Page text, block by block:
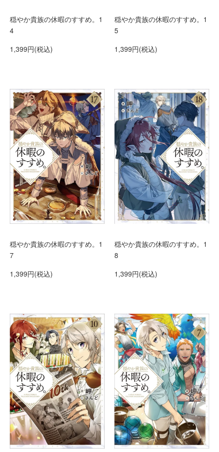
穏やか貴族の休暇のすすめ。1
4
1,399円(税込)
穏やか貴族の休暇のすすめ。1
5
1,399円(税込)
穏やか貴族の休暇のすすめ。1
7
1,399円(税込)
穏やか貴族の休暇のすすめ。1
8
1,399円(税込)